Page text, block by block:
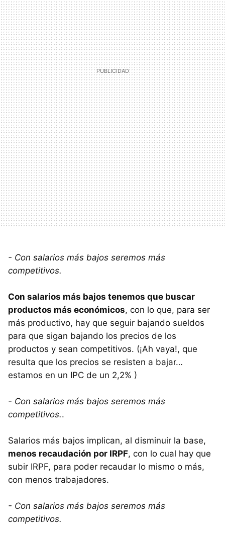
- Con salarios más bajos seremos más
competitivos.
Con salarios más bajos tenemos que buscar
productos más económicos, con lo que, para ser
más productivo, hay que seguir bajando sueldos
para que sigan bajando los precios de los
productos y sean competitivos. (¡Ah vaya!, que
resulta que los precios se resisten a bajar…
estamos en un IPC de un 2,2% )
- Con salarios más bajos seremos más
competitivos..
Salarios más bajos implican, al disminuir la base,
menos recaudación por IRPF, con lo cual hay que
subir IRPF, para poder recaudar lo mismo o más,
con menos trabajadores.
- Con salarios más bajos seremos más
competitivos.